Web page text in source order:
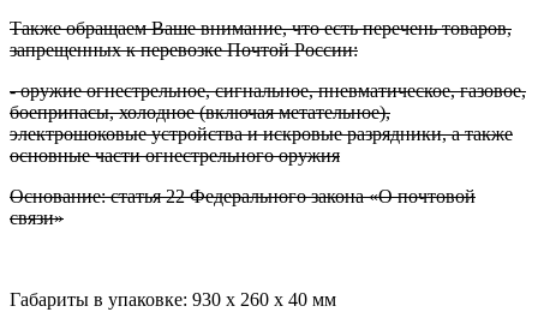
Также обращаем Ваше внимание, что есть перечень товаров,
запрещенных к перевозке Почтой России:
- оружие огнестрельное, сигнальное, пневматическое, газовое,
боеприпасы, холодное (включая метательное),
электрошоковые устройства и искровые разрядники, а также
основные части огнестрельного оружия
Основание: статья 22 Федерального закона «О почтовой
связи»
Габариты в упаковке: 930 x 260 x 40 мм